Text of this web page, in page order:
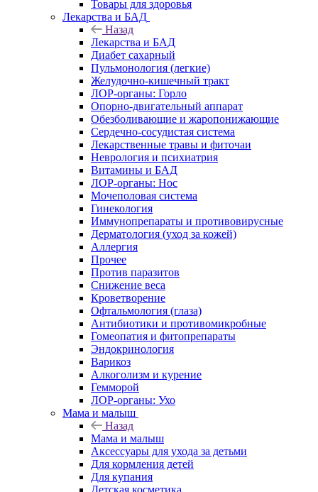
Товары для здоровья
Лекарства и БАД
Назад
Лекарства и БАД
Диабет сахарный
Пульмонология (легкие)
Желудочно-кишечный тракт
ЛОР-органы: Горло
Опорно-двигательный аппарат
Обезболивающие и жаропонижающие
Сердечно-сосудистая система
Лекарственные травы и фиточаи
Неврология и психиатрия
Витамины и БАД
ЛОР-органы: Нос
Мочеполовая система
Гинекология
Иммунопрепараты и противовирусные
Дерматология (уход за кожей)
Аллергия
Прочее
Против паразитов
Снижение веса
Кроветворение
Офтальмология (глаза)
Антибиотики и противомикробные
Гомеопатия и фитопрепараты
Эндокринология
Варикоз
Алкоголизм и курение
Гемморой
ЛОР-органы: Ухо
Мама и малыш
Назад
Мама и малыш
Аксессуары для ухода за детьми
Для кормления детей
Для купания
Детская косметика